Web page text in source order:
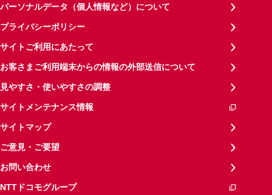
パーソナルデータ（個人情報など）について
プライバシーポリシー
サイトご利用にあたって
お客さまご利用端末からの情報の外部送信について
見やすさ・使いやすさの調整
サイトメンテナンス情報
サイトマップ
ご意見・ご要望
お問い合わせ
NTTドコモグループ